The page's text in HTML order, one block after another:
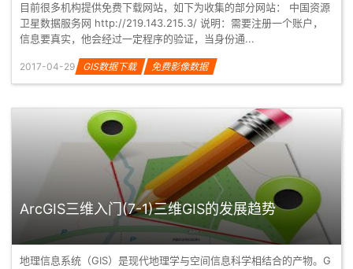
目前很多机构提供免费下载网站，如下为收集的部分网站： 中国资源
卫星数据服务网 http://219.143.215.3/ 说明：需要注册一个账户，
信息要真实，他会经过一定程序的验证，当身份通...
2017-04-29 GIS数据下载 免费影像数据
ArcGIS三维入门(7-1)三维GIS的发展趋势
地理信息系统（GIS）是现代地理学与空间信息科学相结合的产物。G